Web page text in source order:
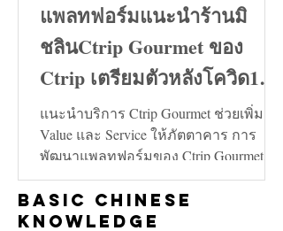
แพลทฟอร์มแนะนำร้านมิ
ชลินCtrip Gourmet ของ
Ctrip เตรียมตัวหลังโควิด19
คลี่คลาย
แนะนำบริการ Ctrip Gourmet ช่วยเพิ่ม
Value และ Service ให้ภัตตาคาร การ
พัฒนาแพลทฟอร์มของ Ctrip Gourmet จะ
ช่วยเพิ่มทั้งในด้าน Value และ...
Basic Chinese
Knowledge